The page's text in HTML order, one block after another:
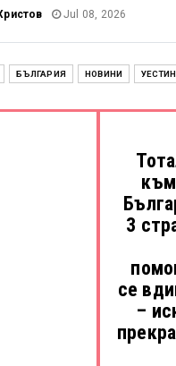
Jul 08, 2026
БЪЛГАРИЯ НОВИНИ
3
се
–